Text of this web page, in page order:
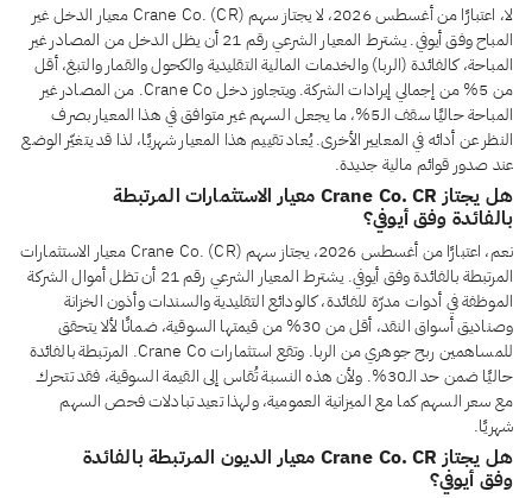
لا، اعتبارًا من أغسطس 2026، لا يجتاز سهم Crane Co. (CR) معيار الدخل غير
المباح وفق أيوفي. يشترط المعيار الشرعي رقم 21 أن يظل الدخل من المصادر غير
المباحة، كالفائدة (الربا) والخدمات المالية التقليدية والكحول والقمار والتبغ، أقل
من 5% من إجمالي إيرادات الشركة. ويتجاوز دخل Crane Co. من المصادر غير
المباحة حاليًا سقف الـ5%، ما يجعل السهم غير متوافق في هذا المعيار بصرف
النظر عن أدائه في المعايير الأخرى. يُعاد تقييم هذا المعيار شهريًا، لذا قد يتغيّر الوضع
عند صدور قوائم مالية جديدة.
هل يجتاز Crane Co. CR معيار الاستثمارات المرتبطة
بالفائدة وفق أيوفي؟
نعم، اعتبارًا من أغسطس 2026، يجتاز سهم Crane Co. (CR) معيار الاستثمارات
المرتبطة بالفائدة وفق أيوفي. يشترط المعيار الشرعي رقم 21 أن تظل أموال الشركة
الموظفة في أدوات مدرّة للفائدة، كالودائع التقليدية والسندات وأذون الخزانة
وصناديق أسواق النقد، أقل من 30% من قيمتها السوقية، ضمانًا لألا يتحقق
للمساهمين ربح جوهري من الربا. وتقع استثمارات Crane Co. المرتبطة بالفائدة
حاليًا ضمن حد الـ30%. ولأن هذه النسبة تُقاس إلى القيمة السوقية، فقد تتحرك
مع سعر السهم كما مع الميزانية العمومية، ولهذا تعيد تبادلات فحص السهم
شهريًا.
هل يجتاز Crane Co. CR معيار الديون المرتبطة بالفائدة
وفق أيوفي؟